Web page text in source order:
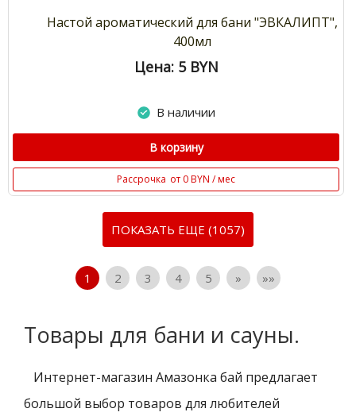
Настой ароматический для бани "ЭВКАЛИПТ",
400мл
Цена: 5 BYN
В наличии
В корзину
Рассрочка от 0 BYN / мес
ПОКАЗАТЬ ЕЩЕ (1057)
1 2 3 4 5 » »»
Товары для бани и сауны.
Интернет-магазин Амазонка бай предлагает
большой выбор товаров для любителей